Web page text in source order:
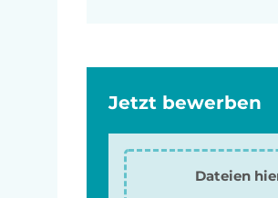
Jetzt bewerben
Dateien